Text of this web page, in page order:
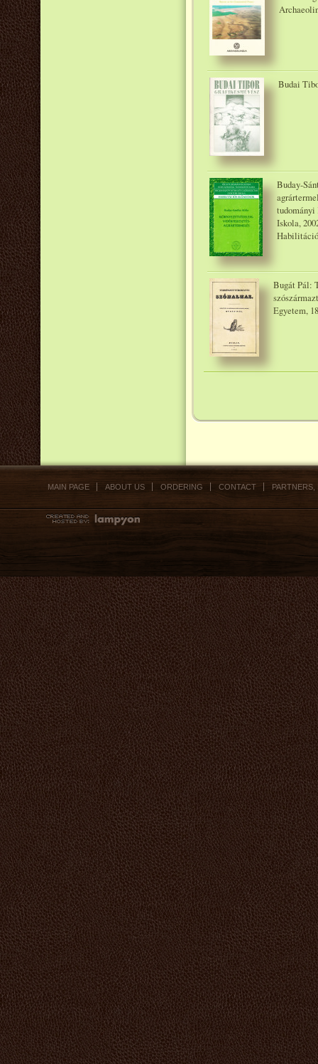
Budai
Buday-
tudományi
Iskola,
Bugát Pál:
Egyetem,
MAIN PAGE ABOUT US ORDERING CONTACT PARTNERS,